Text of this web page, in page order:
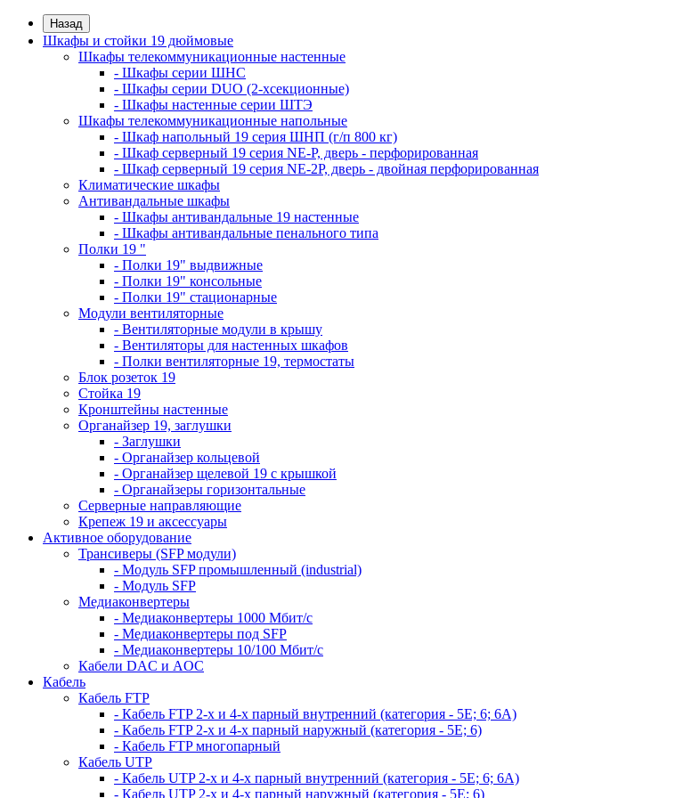
Назад
Шкафы и стойки 19 дюймовые
Шкафы телекоммуникационные настенные
- Шкафы серии ШНС
- Шкафы серии DUO (2-хсекционные)
- Шкафы настенные серии ШТЭ
Шкафы телекоммуникационные напольные
- Шкаф напольный 19 серия ШНП (г/п 800 кг)
- Шкаф серверный 19 серия NE-P, дверь - перфорированная
- Шкаф серверный 19 серия NE-2P, дверь - двойная перфорированная
Климатические шкафы
Антивандальные шкафы
- Шкафы антивандальные 19 настенные
- Шкафы антивандальные пенального типа
Полки 19 "
- Полки 19" выдвижные
- Полки 19" консольные
- Полки 19" стационарные
Модули вентиляторные
- Вентиляторные модули в крышу
- Вентиляторы для настенных шкафов
- Полки вентиляторные 19, термостаты
Блок розеток 19
Стойка 19
Кронштейны настенные
Органайзер 19, заглушки
- Заглушки
- Органайзер кольцевой
- Органайзер щелевой 19 с крышкой
- Органайзеры горизонтальные
Серверные направляющие
Крепеж 19 и аксессуары
Активное оборудование
Трансиверы (SFP модули)
- Модуль SFP промышленный (industrial)
- Модуль SFP
Медиаконвертеры
- Медиаконвертеры 1000 Мбит/с
- Медиаконвертеры под SFP
- Медиаконвертеры 10/100 Мбит/с
Кабели DAC и AOC
Кабель
Кабель FTP
- Кабель FTP 2-х и 4-х парный внутренний (категория - 5Е; 6; 6А)
- Кабель FTP 2-х и 4-х парный наружный (категория - 5Е; 6)
- Кабель FTP многопарный
Кабель UTP
- Кабель UTP 2-х и 4-х парный внутренний (категория - 5Е; 6; 6А)
- Кабель UTP 2-х и 4-х парный наружный (категория - 5Е; 6)